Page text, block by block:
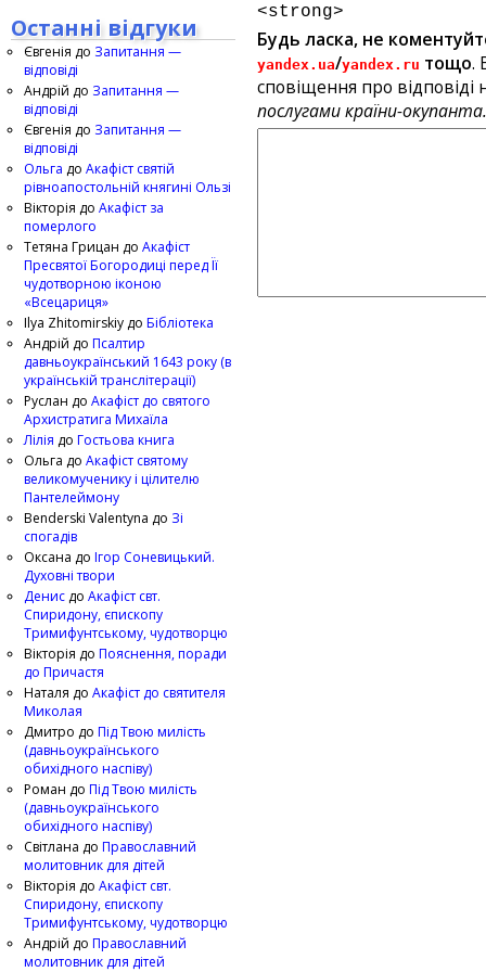
<strong>
Будь ласка, не
yandex.ua/yandex.ru тощо.
сповіщення про відповіді
послугами країни-
Останні відгуки
Євгенія до Запитання —
відповіді
Андрій до Запитання —
відповіді
Євгенія до Запитання —
відповіді
Ольга до Акафіст святій
рівноапостольній княгині Ользі
Вікторія до Акафіст за
померлого
Тетяна Грицан до Акафіст
Пресвятої Богородиці перед Її
чудотворною іконою
«Всецариця»
Ilya Zhitomirskiy до Бібліотека
Андрій до Псалтир
давньоукраїнський 1643 року (в
українській транслітерації)
Руслан до Акафіст до святого
Архистратига Михаїла
Лілія до Гостьова книга
Ольга до Акафіст святому
великомученику і цілителю
Пантелеймону
Benderski Valentyna до Зі
спогадів
Оксана до Ігор Соневицький.
Духовні твори
Денис до Акафіст свт.
Спиридону, єпископу
Тримифунтському, чудотворцю
Вікторія до Пояснення, поради
до Причастя
Наталя до Акафіст до святителя
Миколая
Дмитро до Під Твою милість
(давньоукраїнського
обихідного наспіву)
Роман до Під Твою милість
(давньоукраїнського
обихідного наспіву)
Світлана до Православний
молитовник для дітей
Вікторія до Акафіст свт.
Спиридону, єпископу
Тримифунтському, чудотворцю
Андрій до Православний
молитовник для дітей